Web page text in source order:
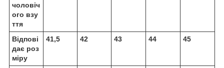
чоловіч
ого взу
ття
Відпові
дає роз
міру
41,5 42 43 44 45